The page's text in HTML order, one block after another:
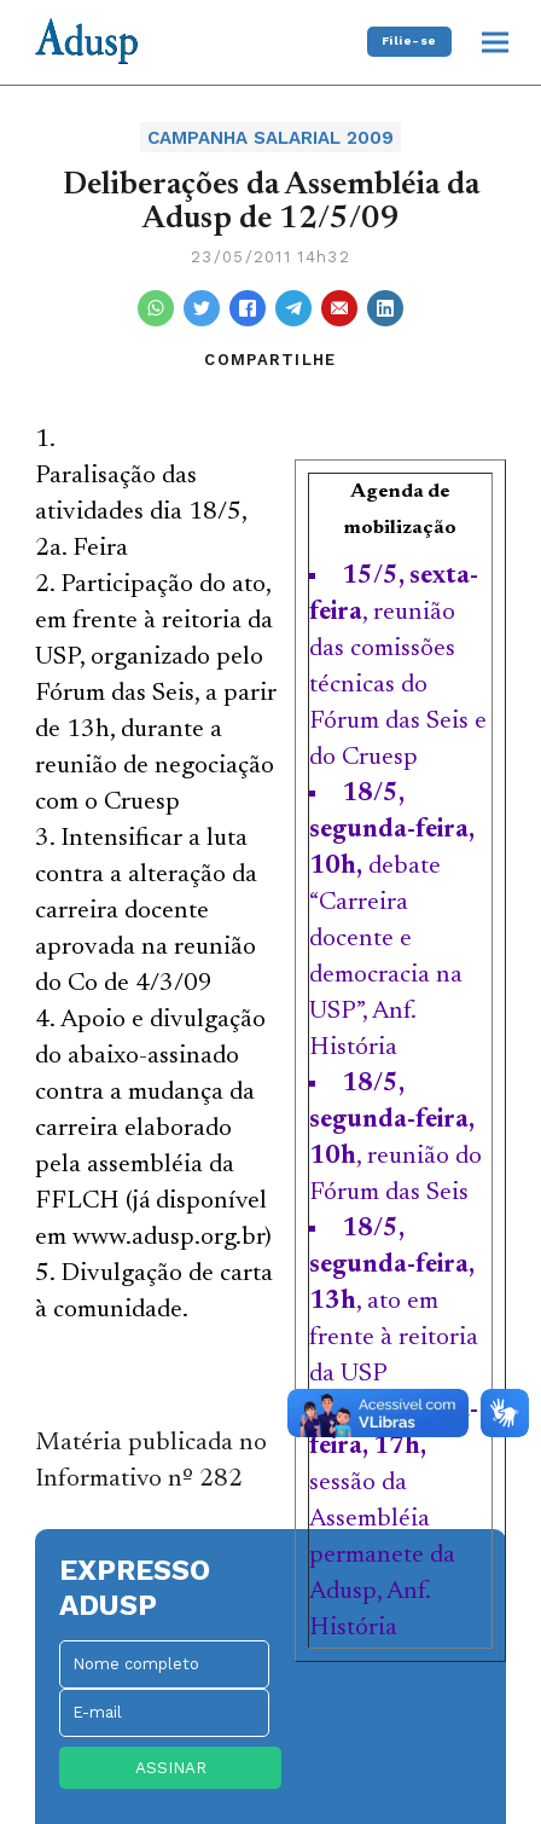
Filie-se
CAMPANHA SALARIAL 2009
Deliberações da Assembléia da
Adusp de 12/5/09
23/05/2011 14h32
COMPARTILHE
Agenda de
mobilização
15/5, sexta-
feira, reunião
das comissões
técnicas do
Fórum das Seis e
do Cruesp
18/5,
segunda-feira,
10h, debate
“Carreira
docente e
democracia na
USP”, Anf.
História
18/5,
segunda-feira,
10h, reunião do
Fórum das Seis
18/5,
segunda-feira,
13h, ato em
frente à reitoria
da USP
19/5, terça-
feira, 17h,
sessão da
Assembléia
permanete da
Adusp, Anf.
História
Paralisação das
atividades dia 18/5,
2a. Feira
Participação do ato,
em frente à reitoria da
USP, organizado pelo
Fórum das Seis, a parir
de 13h, durante a
reunião de negociação
com o Cruesp
Intensificar a luta
contra a alteração da
carreira docente
aprovada na reunião
do Co de 4/3/09
Apoio e divulgação
do abaixo-assinado
contra a mudança da
carreira elaborado
pela assembléia da
FFLCH (já disponível
em www.adusp.org.br)
Divulgação de carta
à comunidade.
Matéria publicada no
Informativo nº 282
EXPRESSO
ADUSP